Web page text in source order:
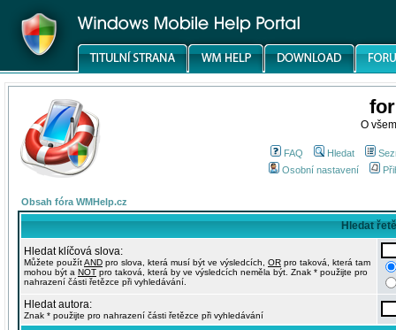
O
FAQ Hledat
Osobní nastavení
Obsah fóra WMHelp.cz
Hledat
Hledat klíčová slova:
Můžete použítAND pro slova, která musí být ve výsledcích, OR pro taková, která tam
mohou být a NOT pro taková, která by ve výsledcích neměla být. Znak * použijte pro
nahrazení části řetězce při vyhledávání.
Hledat autora:
Znak * použijte pro nahrazení části řetězce při vyhledávání